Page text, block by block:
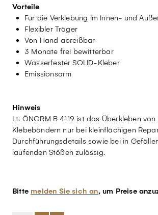
Vorteile
Für die Verklebung im Innen- und
Flexibler Träger
Von Hand abreißbar
3 Monate frei bewitterbar
Wasserfester SOLID-Kleber
Emissionsarm
Hinweis
Lt. ÖNORM B 4119 ist das Überkleben
Klebebändern nur bei kleinflächigen
Durchführungsdetails sowie bei in
laufenden Stößen zulässig.
Bitte melden Sie sich an, um Preise